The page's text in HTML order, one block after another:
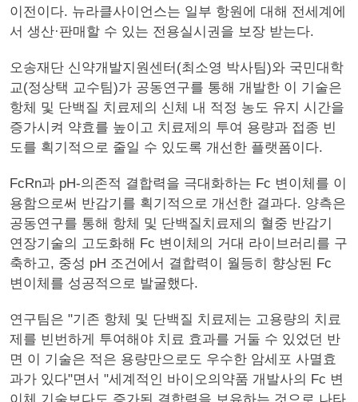
이전이다. 뉴라클사이언스는 일부 항원에 대해 전세계에
서 생산·판매할 수 있는 전용실시권을 보장 받는다.
오송재단 신약개발지원센터(최소영 박사팀)와 국민대학
교(정상택 교수팀)가 공동연구를 통해 개발한 이 기술은
항체 및 단백질 치료제의 신체 내 적정 농도 유지 시간을
증가시켜 약효를 높이고 치료제의 투여 용량과 접종 빈
도를 획기적으로 줄일 수 있도록 개선한 플랫폼이다.
FcRn과 pH-의존적 결합력을 극대화하는 Fc 변이체를 이
용함으로써 반감기를 획기적으로 개선한 결과다. 양측은
공동연구를 통해 항체 및 단백질치료제의 혈중 반감기
연장기술의 고도화해 Fc 변이체의 거대 라이브러리를 구
축하고, 중성 pH 조건에서 결합력이 월등히 향상된 Fc
변이체를 성공적으로 발굴했다.
연구팀은 "기존 항체 및 단백질 치료제는 고용량의 치료
제를 빈번하게 투여해야 치료 효과를 거둘 수 있었던 반
면 이 기술은 적은 용량만으로도 우수한 암세포 사멸효
과가 있다"면서 "세계적인 바이오의약품 개발사의 Fc 변